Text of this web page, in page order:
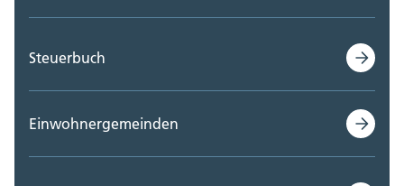
Steuerbuch
Einwohnergemeinden